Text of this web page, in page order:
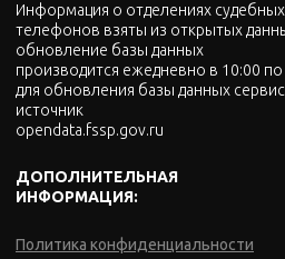
Информация о отделениях
телефонов взяты из открытых
обновление базы данных
производится ежедневно в 10:00
для обновления базы данных
источник
opendata.fssp.gov.ru
ДОПОЛНИТЕЛЬНАЯ
ИНФОРМАЦИЯ:
Политика конфиденциальности